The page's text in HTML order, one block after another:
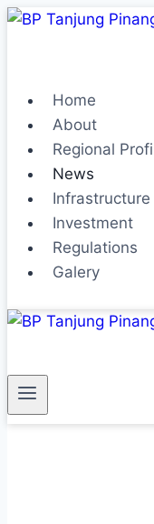
Home
About
Regional
News
Infrastructure
Investment
Regulations
Galery